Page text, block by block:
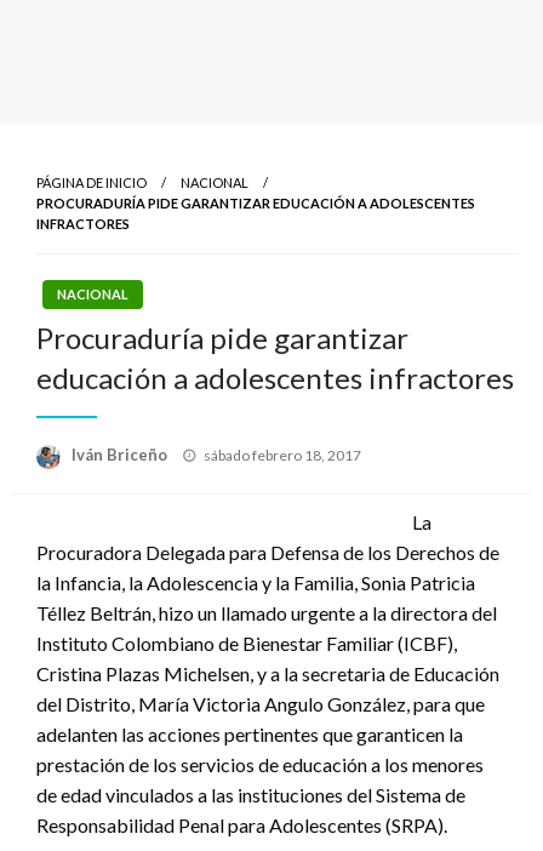
PÁGINA DE INICIO
NACIONAL
PROCURADURÍA PIDE GARANTIZAR EDUCACIÓN A ADOLESCENTES
INFRACTORES
NACIONAL
Procuraduría pide garantizar
educación a adolescentes infractores
Iván Briceño
Publicado
sábado febrero 18, 2017
La
Procuradora Delegada para Defensa de los Derechos de
la Infancia, la Adolescencia y la Familia, Sonia Patricia
Téllez Beltrán, hizo un llamado urgente a la directora del
Instituto Colombiano de Bienestar Familiar (ICBF),
Cristina Plazas Michelsen, y a la secretaria de Educación
del Distrito, María Victoria Angulo González, para que
adelanten las acciones pertinentes que garanticen la
prestación de los servicios de educación a los menores
de edad vinculados a las instituciones del Sistema de
Responsabilidad Penal para Adolescentes (SRPA).